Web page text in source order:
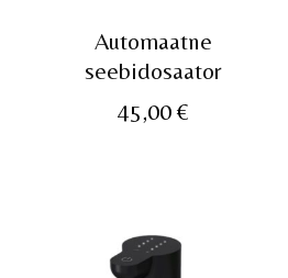
Automaatne
seebidosaator
45,00 €